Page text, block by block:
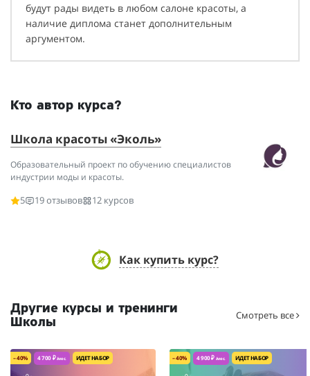
будут рады видеть в любом салоне красоты, а
наличие диплома станет дополнительным
аргументом.
Кто автор курса?
Школа красоты «Эколь»
Образовательный проект по обучению специалистов
индустрии моды и красоты.
5
19 отзывов 12 курсов
Как купить курс?
Другие курсы и тренинги
Школы
Смотреть все
– 40% 4 700 ₽/мес. ИДЕТ НАБОР – 40% 4 900 ₽ /мес. ИДЕТ НАБОР